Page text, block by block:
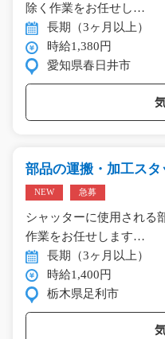
除く作業をお任せし…
長期（3ヶ月以上）
時給1,380円
愛知県春日井市
部品の運搬・加工スタ
NEW 急募
シャッターに使用される
作業をお任せします…
長期（3ヶ月以上）
時給1,400円
栃木県足利市